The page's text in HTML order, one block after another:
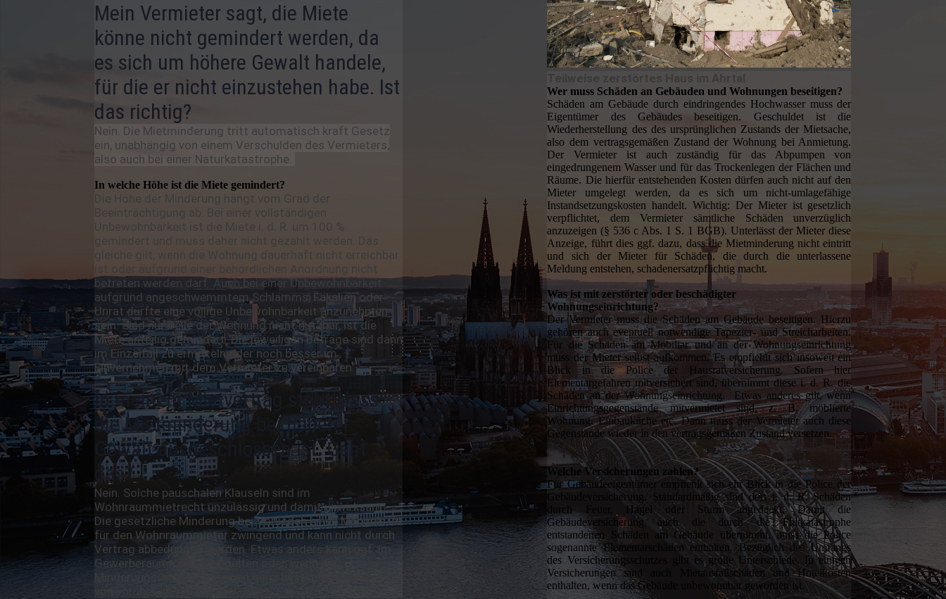
Mein Vermieter sagt, die Miete
könne nicht gemindert werden, da
es sich um höhere Gewalt handele,
für die er nicht einzustehen habe. Ist
das richtig?
Nein. Die Mietminderung tritt automatisch kraft Gesetz
ein, unabhängig von einem Verschulden des Vermieters,
also auch bei einer Naturkatastrophe.
In welche Höhe ist die Miete gemindert?
Die Höhe der Minderung hängt vom Grad der
Beeinträchtigung ab. Bei einer vollständigen
Unbewohnbarkeit ist die Miete i. d. R. um 100 %
gemindert und muss daher nicht gezahlt werden. Das
gleiche gilt, wenn die Wohnung dauerhaft nicht erreichbar
ist oder aufgrund einer behördlichen Anordnung nicht
betreten werden darf. Auch bei einer Unbewohnbarkeit
aufgrund angeschwemmtem Schlamms, Fäkalien oder
Unrat dürfte eine völlige Unbewohnbarkeit anzunehmen
sein. Sind nur Teile der Wohnung nicht nutzbar, ist die
Miete anteilig gemindert. Die jeweiligen Beträge sind dann
im Einzelfall zu ermitteln oder noch besser im
Einvernehmen mit dem Vermieter zu vereinbaren.
In meinem Mietvertrag steht, dass
die Mietminderung bei höherer
Gewalt ausgeschlossen ist. Geht
das?
Nein. Solche pauschalen Klauseln sind im
Wohnraummietrecht unzulässig und damit unwirksam.
Die gesetzliche Minderung bei Vorliegen eines Mangels ist
für den Wohnraummieter zwingend und kann nicht durch
Vertrag abbedungen werden. Etwas anders kann ggf. im
Gewerberaummietrecht gelten oder, wenn ein
Minderungsverzicht für einen ganz bestimmten Einzelfall
von vornherein vereinbart wurde.
Wer muss Schäden an Gebäuden und Wohnungen beseitigen?
Schäden am Gebäude durch eindringendes Hochwasser muss der
Eigentümer des Gebäudes beseitigen. Geschuldet ist die
Wiederherstellung des des ursprünglichen Zustands der Mietsache,
also dem vertragsgemäßen Zustand der Wohnung bei Anmietung.
Der Vermieter ist auch zuständig für das Abpumpen von
eingedrungenem Wasser und für das Trockenlegen der Flächen und
Räume. Die hierfür entstehenden Kosten dürfen auch nicht auf den
Mieter umgelegt werden, da es sich um nicht-umlagefähige
Instandsetzungskosten handelt. Wichtig: Der Mieter ist gesetzlich
verpflichtet, dem Vermieter sämtliche Schäden unverzüglich
anzuzeigen (§ 536 c Abs. 1 S. 1 BGB). Unterlässt der Mieter diese
Anzeige, führt dies ggf. dazu, dass die Mietminderung nicht eintritt
und sich der Mieter für Schäden, die durch die unterlassene
Meldung entstehen, schadenersatzpflichtig macht.
Was ist mit zerstörter oder beschädigter
Wohnungseinrichtung?
Der Vermieter muss die Schäden am Gebäude beseitigen. Hierzu
gehören auch eventuell notwendige Tapezier- und Streicharbeiten.
Für die Schäden am Mobiliar und an der Wohnungseinrichtung
muss der Mieter selbst aufkommen. Es empfiehlt sich insoweit ein
Blick in die Police der Hausratversicherung. Sofern hier
Elementargefahren mitversichert sind, übernimmt diese i. d. R. die
Schäden an der Wohnungseinrichtung. Etwas anderes gilt, wenn
Einrichtungsgegenstände mitvermietet sind, z. B. möblierte
Wohnung, Einbauküche etc. Dann muss der Vermieter auch diese
Gegenstände wieder in den vertragsgemäßen Zustand versetzen.
Welche Versicherungen zahlen?
Für Gebäudeeigentümer empfiehlt sich ein Blick in die Police der
Gebäudeversicherung. Standardmäßig sind dort i. d. R. Schäden
durch Feuer, Hagel oder Sturm abgedeckt. Damit die
Gebäudeversicherung auch die durch die Flutkatastrophe
entstandenen Schäden am Gebäude übernimmt, muss die Police
sogenannte Elementarschäden enthalten. Bezüglich des Umfangs
des Versicherungsschutzes gibt es große Unterschiede. In einigen
Versicherungen sind auch Mietausfallschäden und Hotelkosten
enthalten, wenn das Gebäude unbewohnbar geworden ist.